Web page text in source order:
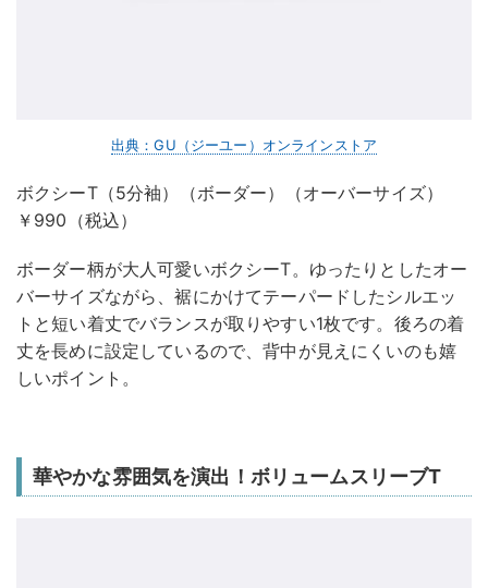
出典：GU（ジーユー）オンラインストア
ボクシーT（5分袖）（ボーダー）（オーバーサイズ）
￥990（税込）
ボーダー柄が大人可愛いボクシーT。ゆったりとしたオー
バーサイズながら、裾にかけてテーパードしたシルエッ
トと短い着丈でバランスが取りやすい1枚です。後ろの着
丈を長めに設定しているので、背中が見えにくいのも嬉
しいポイント。
華やかな雰囲気を演出！ボリュームスリーブT